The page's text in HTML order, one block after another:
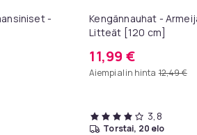
-
Kengännauhat -
Litteät [120 cm]
11,99 €
Aiempi alin hinta 12,49 €
3,8
torstai, 20 elo